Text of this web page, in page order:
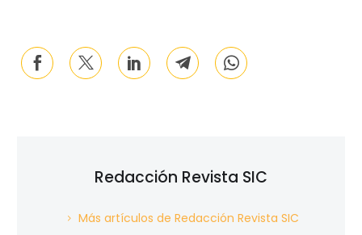
Redacción Revista SIC
Más artículos de Redacción Revista SIC